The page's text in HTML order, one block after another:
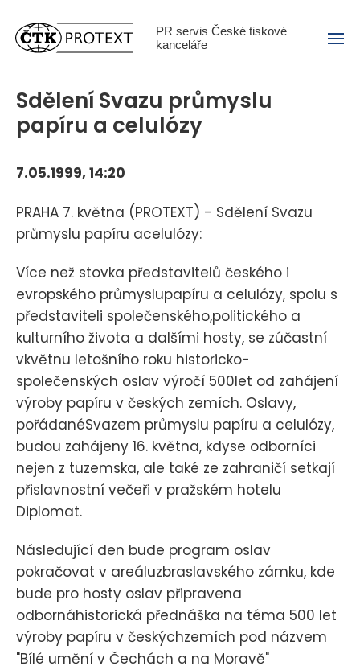
PR servis České tiskové
kanceláře
Menu
Sdělení Svazu průmyslu
papíru a celulózy
7.05.1999, 14:20
PRAHA 7. května (PROTEXT) - Sdělení Svazu
průmyslu papíru acelulózy:
Více než stovka představitelů českého i
evropského průmyslupapíru a celulózy, spolu s
představiteli společenského,politického a
kulturního života a dalšími hosty, se zúčastní
vkvětnu letošního roku historicko-
společenských oslav výročí 500let od zahájení
výroby papíru v českých zemích. Oslavy,
pořádanéSvazem průmyslu papíru a celulózy,
budou zahájeny 16. května, kdyse odborníci
nejen z tuzemska, ale také ze zahraničí setkají
přislavnostní večeři v pražském hotelu
Diplomat.
Následující den bude program oslav
pokračovat v areáluzbraslavského zámku, kde
bude pro hosty oslav připravena
odbornáhistorická přednáška na téma 500 let
výroby papíru v českýchzemích pod názvem
"Bílé umění v Čechách a na Moravě"